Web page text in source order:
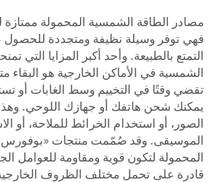
مصادر الطاقة الشمسية المحمولة ممتازة
فهي توفر وسيلة نظيفة ومتجددة للحصول
التمتع بالطبيعة. وأحد أكبر المزايا التي
الشمسية في الأماكن الخارجية هو البقاء
تقضي وقتًا في التخييم وسط الغابات أو
يمكنك شحن هاتفك أو جهازك اللوحي. وهذا
الصور، أو استخدام الخرائط للملاحة، أو
الموسيقى. وقد صُمّمت منتجات
المحمولة لتكون قوية ومقاومة للعوامل
قادرة على تحمل مختلف الظروف